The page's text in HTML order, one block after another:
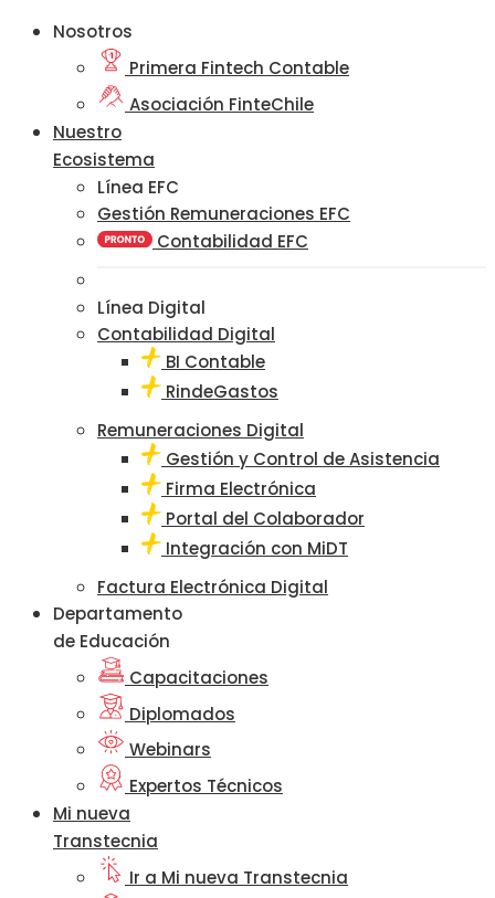
Nosotros
Primera Fintech Contable
Asociación FinteChile
Nuestro
Ecosistema
Línea EFC
Gestión Remuneraciones EFC
Contabilidad EFC
Línea Digital
Contabilidad Digital
BI Contable
RindeGastos
Remuneraciones Digital
Gestión y Control de Asistencia
Firma Electrónica
Portal del Colaborador
Integración con MiDT
Factura Electrónica Digital
Departamento
de Educación
Capacitaciones
Diplomados
Webinars
Expertos Técnicos
Mi nueva
Transtecnia
Ir a Mi nueva Transtecnia